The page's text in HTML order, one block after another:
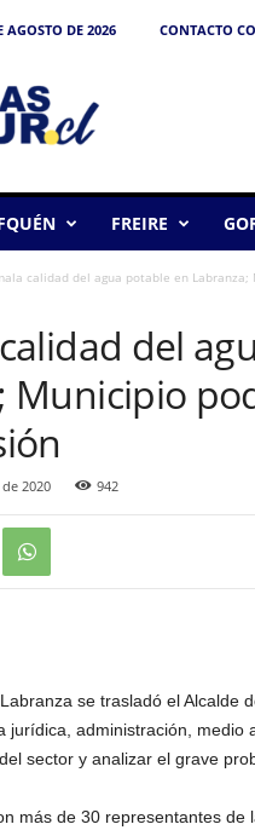
AGOSTO DE 2026 CONTACTO
FREIRE
calidad del agua potable en
del
Municipio
2020 942
se trasladó el Alcalde
jurídica, administración, medio
sector y analizar el grave
más de 30 representantes